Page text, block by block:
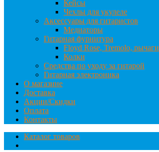
Кейсы
Чехлы для укулеле
Аксессуары для гитаристов
Медиаторы
Гитарная фурнитура
Floyd Rose, Tremolo, рычаги
Колки
Средства по уходу за гитарой
Гитарная электроника
О магазине
Доставка
Акции/Скидки
Оплата
Контакты
Каталог товаров